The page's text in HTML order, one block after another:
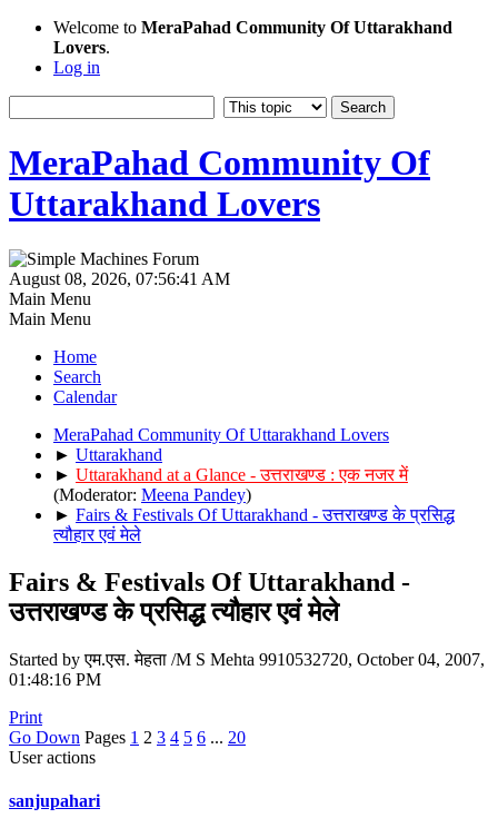
Welcome to MeraPahad Community Of Uttarakhand
Lovers.
Log in
MeraPahad Community Of
Uttarakhand Lovers
August 08, 2026, 07:56:41 AM
Main Menu
Main Menu
Home
Search
Calendar
MeraPahad Community Of Uttarakhand Lovers
► Uttarakhand
► Uttarakhand at a Glance - उत्तराखण्ड : एक नजर में
(Moderator: Meena Pandey)
► Fairs & Festivals Of Uttarakhand - उत्तराखण्ड के प्रसिद्ध
त्यौहार एवं मेले
Fairs & Festivals Of Uttarakhand -
उत्तराखण्ड के प्रसिद्ध त्यौहार एवं मेले
Started by एम.एस. मेहता /M S Mehta 9910532720, October 04, 2007,
01:48:16 PM
Print
Go Down Pages 1 2 3 4 5 6 ... 20
User actions
sanjupahari